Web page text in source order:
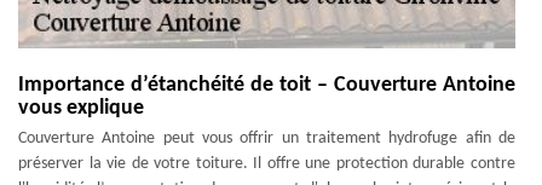
Importance d’étanchéité de toit – Couverture Antoine
vous explique
Couverture Antoine peut vous offrir un traitement hydrofuge afin de
préserver la vie de votre toiture. Il offre une protection durable contre